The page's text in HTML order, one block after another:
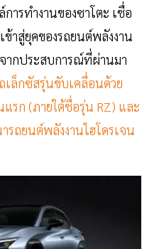
ารทำงานของซาโตะ เชื่อ
ข้าสู่ยุคของรถยนต์พลังงาน
จากประสบการณ์ที่ผ่านมา
ล็กซัสรุ่นขับเคลื่อนด้วย
รก (ภายใต้ชื่อรุ่น RZ) และ
รถยนต์พลังงานไฮโดรเจน